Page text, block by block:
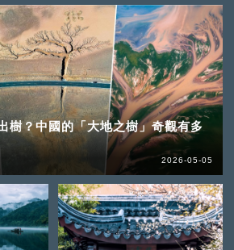
樹？中國的「大地之樹」奇觀有多
2026-05-05